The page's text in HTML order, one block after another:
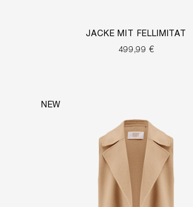
JACKE MIT FELLIMITAT
499,99 €
NEW